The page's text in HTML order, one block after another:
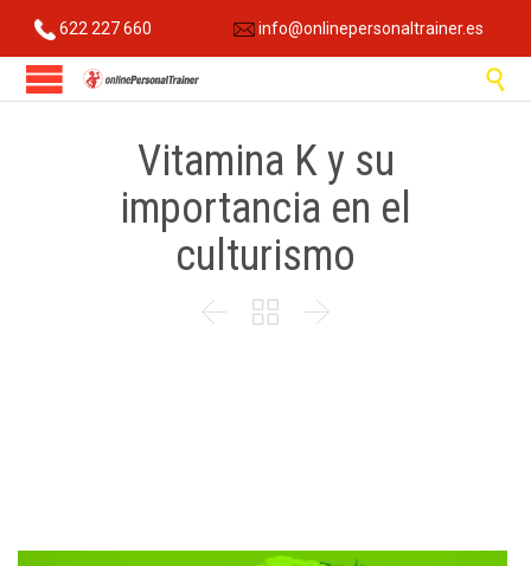
622 227 660 info@onlinepersonaltrainer.es

Vitamina K y su
importancia en el
culturismo
  